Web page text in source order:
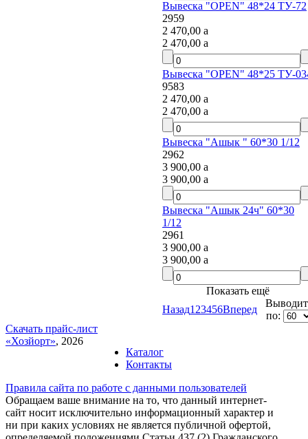
Вывеска "OPEN" 48*24 ТУ-72
2959
2 470,00a
2 470,00a
Вывеска "OPEN" 48*25 ТУ-034
9583
2 470,00a
2 470,00a
Вывеска "Ашык " 60*30 1/12
2962
3 900,00a
3 900,00a
Вывеска "Ашык 24ч" 60*30
1/12
2961
3 900,00a
3 900,00a
Показать ещё
Назад12 3456Вперед
Выводить
по:
Скачать прайс-лист
«Хозйорт», 2026
Каталог
Контакты
Правила сайта по работе с данными пользователей
Обращаем ваше внимание на то, что данный интернет-
сайт носит исключительно информационный характер и
ни при каких условиях не является публичной офертой,